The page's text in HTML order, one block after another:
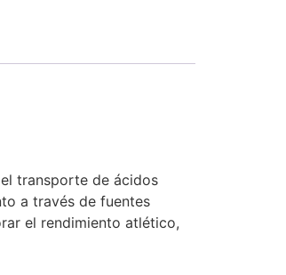
transporte de ácidos
a través de fuentes
el rendimiento atlético,